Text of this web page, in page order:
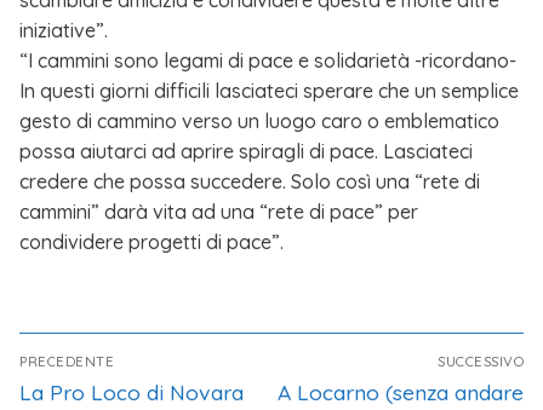
iniziative”.
“I cammini sono legami di pace e solidarietà -ricordano-
In questi giorni difficili lasciateci sperare che un semplice
gesto di cammino verso un luogo caro o emblematico
possa aiutarci ad aprire spiragli di pace. Lasciateci
credere che possa succedere. Solo così una “rete di
cammini” darà vita ad una “rete di pace” per
condividere progetti di pace”.
PRECEDENTE
La Pro Loco di Novara
SUCCESSIVO
A Locarno (senza andare